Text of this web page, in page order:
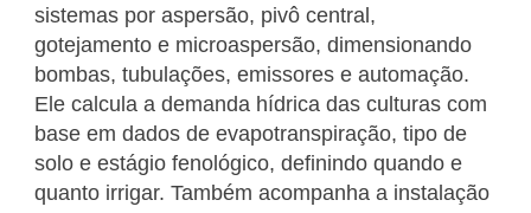
sistemas por aspersão, pivô central,
gotejamento e microaspersão, dimensionando
bombas, tubulações, emissores e automação.
Ele calcula a demanda hídrica das culturas com
base em dados de evapotranspiração, tipo de
solo e estágio fenológico, definindo quando e
quanto irrigar. Também acompanha a instalação